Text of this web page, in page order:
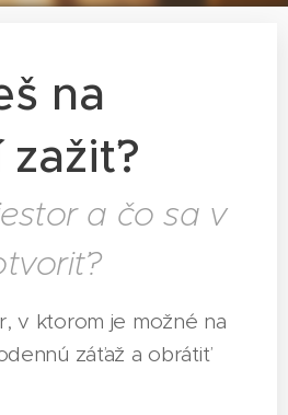
na
a čo sa v
v ktorom je možné na
záťaž a obrátiť